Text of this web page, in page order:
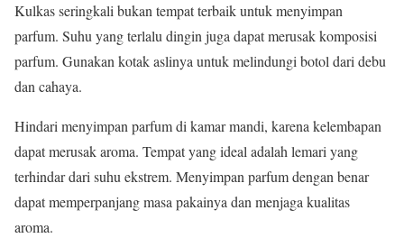
Kulkas seringkali bukan tempat terbaik untuk menyimpan
parfum. Suhu yang terlalu dingin juga dapat merusak komposisi
parfum. Gunakan kotak aslinya untuk melindungi botol dari debu
dan cahaya.
Hindari menyimpan parfum di kamar mandi, karena kelembapan
dapat merusak aroma. Tempat yang ideal adalah lemari yang
terhindar dari suhu ekstrem. Menyimpan parfum dengan benar
dapat memperpanjang masa pakainya dan menjaga kualitas
aroma.